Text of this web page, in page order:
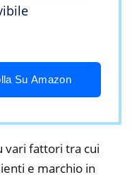
Su Amazon
vari fattori tra cui
e marchio in